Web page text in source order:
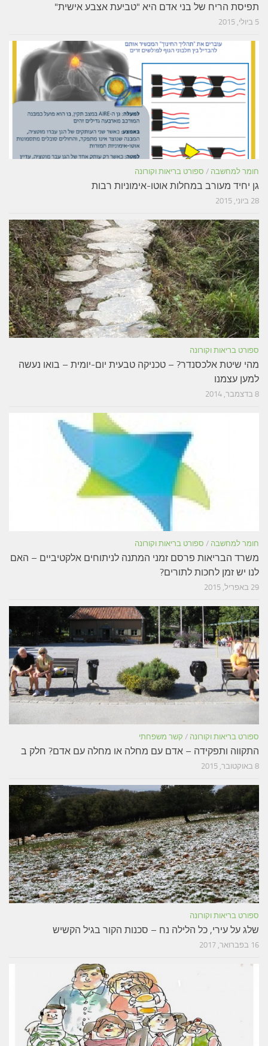
תפיסת הריח של בני אדם היא "טביעת אצבע אישית"
5 ביולי, 2015
חומר למחשבה / ספורט בריאות וקורונה
גן יחיד מעורב במחלות אוטו-אימוניות רבות
28 ביוני, 2015
ספורט בריאות וקורונה
מהי שיטת אלכסנדר? – טכניקה טבעית יום-יומית – בואו נעשה
למען עצמנו
8 בדצמבר, 2014
חומר למחשבה / ספורט בריאות וקורונה
משרד הבריאות פרסם זמני המתנה לניתוחים אלקטיביים – האם
לנו יש זמן לחכות לתורים?
29 באפריל, 2015
ספורט בריאות וקורונה / קשר משפחתי
התקווה ותפקידה – אדם עם מחלה או מחלה עם אדם? חלק ב
8 באוקטובר, 2015
ספורט בריאות וקורונה
שלג על עירי, כל הלילה נח – סכנות הקור בגיל הקשיש
16 בפברואר, 2017